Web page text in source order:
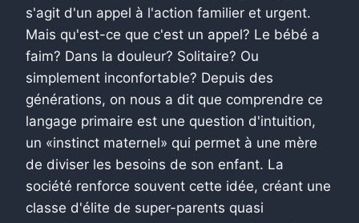
s'agit d'un appel à l'action familier et urgent.
Mais qu'est-ce que c'est un appel? Le bébé a
faim? Dans la douleur? Solitaire? Ou
simplement inconfortable? Depuis des
générations, on nous a dit que comprendre ce
langage primaire est une question d'intuition,
un «instinct maternel» qui permet à une mère
de diviser les besoins de son enfant. La
société renforce souvent cette idée, créant une
classe d'élite de super-parents quasi